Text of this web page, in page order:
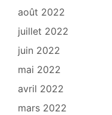
août 2022
juillet 2022
juin 2022
mai 2022
avril 2022
mars 2022